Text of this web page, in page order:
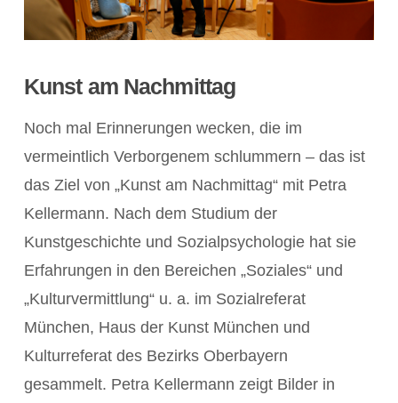
POST ANZEIGEN
Kunst am Nachmittag
Noch mal Erinnerungen wecken, die im
vermeintlich Verborgenem schlummern – das ist
das Ziel von „Kunst am Nachmittag“ mit Petra
Kellermann. Nach dem Studium der
Kunstgeschichte und Sozialpsychologie hat sie
Erfahrungen in den Bereichen „Soziales“ und
„Kulturvermittlung“ u. a. im Sozialreferat
München, Haus der Kunst München und
Kulturreferat des Bezirks Oberbayern
gesammelt. Petra Kellermann zeigt Bilder in